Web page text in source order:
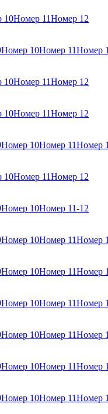
10Номер 11Номер 12
Номер 10Номер 11Номер
10Номер 11Номер 12
10Номер 11Номер 12
Номер 10Номер 11Номер
10Номер 11Номер 12
Номер 10Номер 11-12
Номер 10Номер 11Номер
Номер 10Номер 11Номер
Номер 10Номер 11Номер
Номер 10Номер 11Номер
Номер 10Номер 11Номер
Номер 10Номер 11Номер